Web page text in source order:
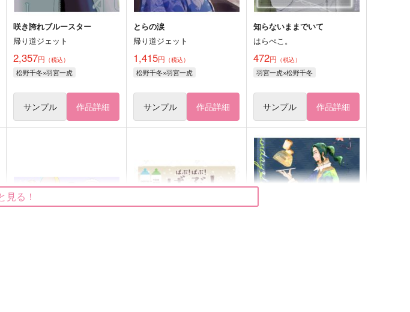
咲き誇れブルースター
帰り道ジェット
2,357円 （税込）
松野千冬×羽宮一虎
サンプル 作品詳細
とらの涙
帰り道ジェット
1,415円 （税込）
松野千冬×羽宮一虎
サンプル 作品詳細
知らないままでいて
はらぺこ。
472円 （税込）
羽宮一虎×松野千冬
サンプル 作品詳細
見る！